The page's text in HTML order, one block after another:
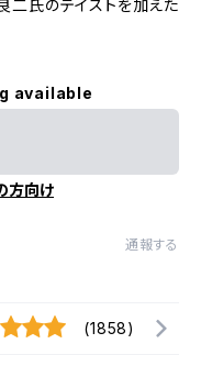
二氏のテイストを加えた
available
方向け
通報する
(1858)